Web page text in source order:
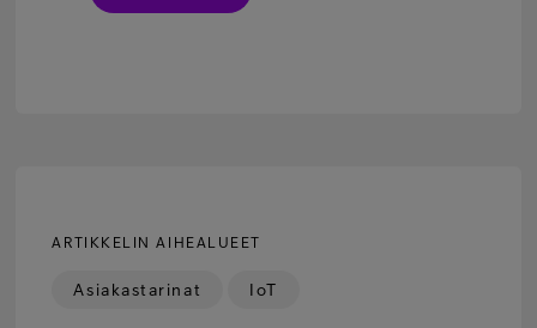
ARTIKKELIN AIHEALUEET
Asiakastarinat IoT